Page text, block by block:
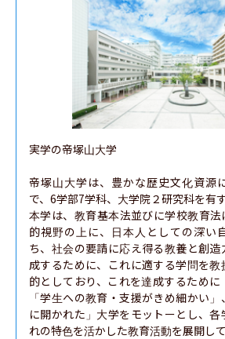
実学の帝塚山大学
帝塚山大学は、豊かな歴史文化資源
で、6学部7学科、大学院２研究科を有
本学は、教育基本法並びに学校教育
的視野の上に、日本人としての深い
ち、社会の要請に応え得る教養と創
成するために、これに適する学問を教
的としており、これを達成するために
「学生への教育・支援がきめ細かい
に開かれた」大学をモットーとし、
れの特色を活かした教育活動を展開して